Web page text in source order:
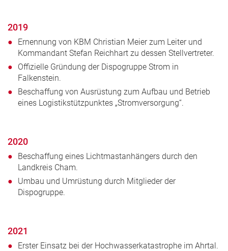
2019
Ernennung von KBM Christian Meier zum Leiter und
Kommandant Stefan Reichhart zu dessen Stellvertreter.
Offizielle Gründung der Dispogruppe Strom in
Falkenstein.
Beschaffung von Ausrüstung zum Aufbau und Betrieb
eines Logistikstützpunktes „Stromversorgung“.
2020
Beschaffung eines Lichtmastanhängers durch den
Landkreis Cham.
Umbau und Umrüstung durch Mitglieder der
Dispogruppe.
2021
Erster Einsatz bei der Hochwasserkatastrophe im Ahrtal.